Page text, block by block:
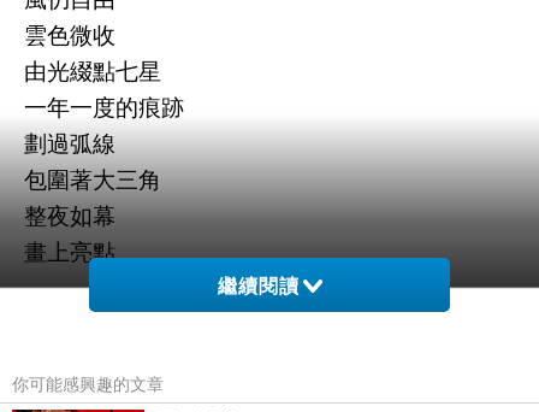
雲色微收
由光綴點七星
一年一度的痕跡
劃過弧線
包圍著大三角
整夜如幕
畫上亮點
.
都市慶典
繼續閱讀
你可能感興趣的文章